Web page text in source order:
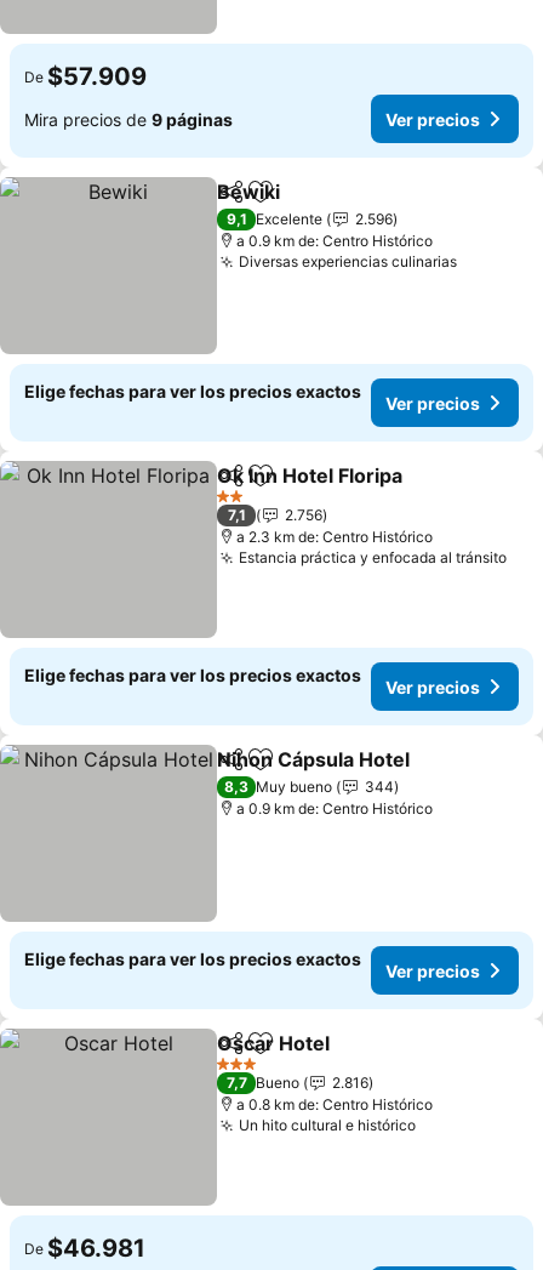
De $57.909
Mira precios de 9 páginas Ver precios
CompartirAgregar a favoritos
Bewiki
9,1 Excelente
2.596
a 0.9 km de: Centro Histórico
Diversas experiencias culinariasVer
Elige fechas para ver los precios exactos
Ver precios
CompartirAgregar a favoritos
Ok Inn Hotel Floripa
2 Estrellas
7,1
2.756
a 2.3 km de: Centro Histórico
Estancia práctica y enfocada al tránsitoVer
Elige fechas para ver los precios exactos
Ver precios
CompartirAgregar a favoritos
Nihon Cápsula Hotel
8,3 Muy bueno
344
a 0.9 km de: Centro Histórico
Elige fechas para ver los precios exactos
Ver precios
CompartirAgregar a favoritos
Oscar Hotel
3 Estrellas
7,7 Bueno
2.816
a 0.8 km de: Centro Histórico
Un hito cultural e históricoVer precios
De $46.981